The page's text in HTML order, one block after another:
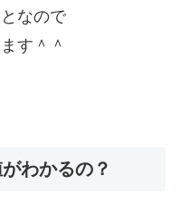
なので
す＾＾
わかるの？